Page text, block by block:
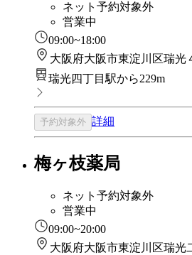
ネット予約対象外
営業中
09:00~18:00
大阪府大阪市東淀川区瑞光
瑞光四丁目駅から229m
予約対象外 詳細
梅ヶ枝薬局
ネット予約対象外
営業中
09:00~20:00
大阪府大阪市東淀川区瑞光